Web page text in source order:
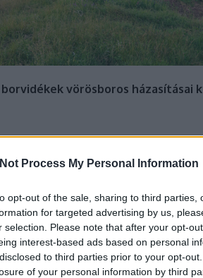
Process My Personal Information
opt-out of the sale, sharing to third
for targeted advertising by us,
selection. Please note that after your opt-
interest-based ads based on personal
to third parties prior to your opt-
of your personal information by third
vörösboros házasításai
borvidék természeti adottságai
mégis a bikavér tette híressé. A
fajták. A törökök elől
technológiáját és a